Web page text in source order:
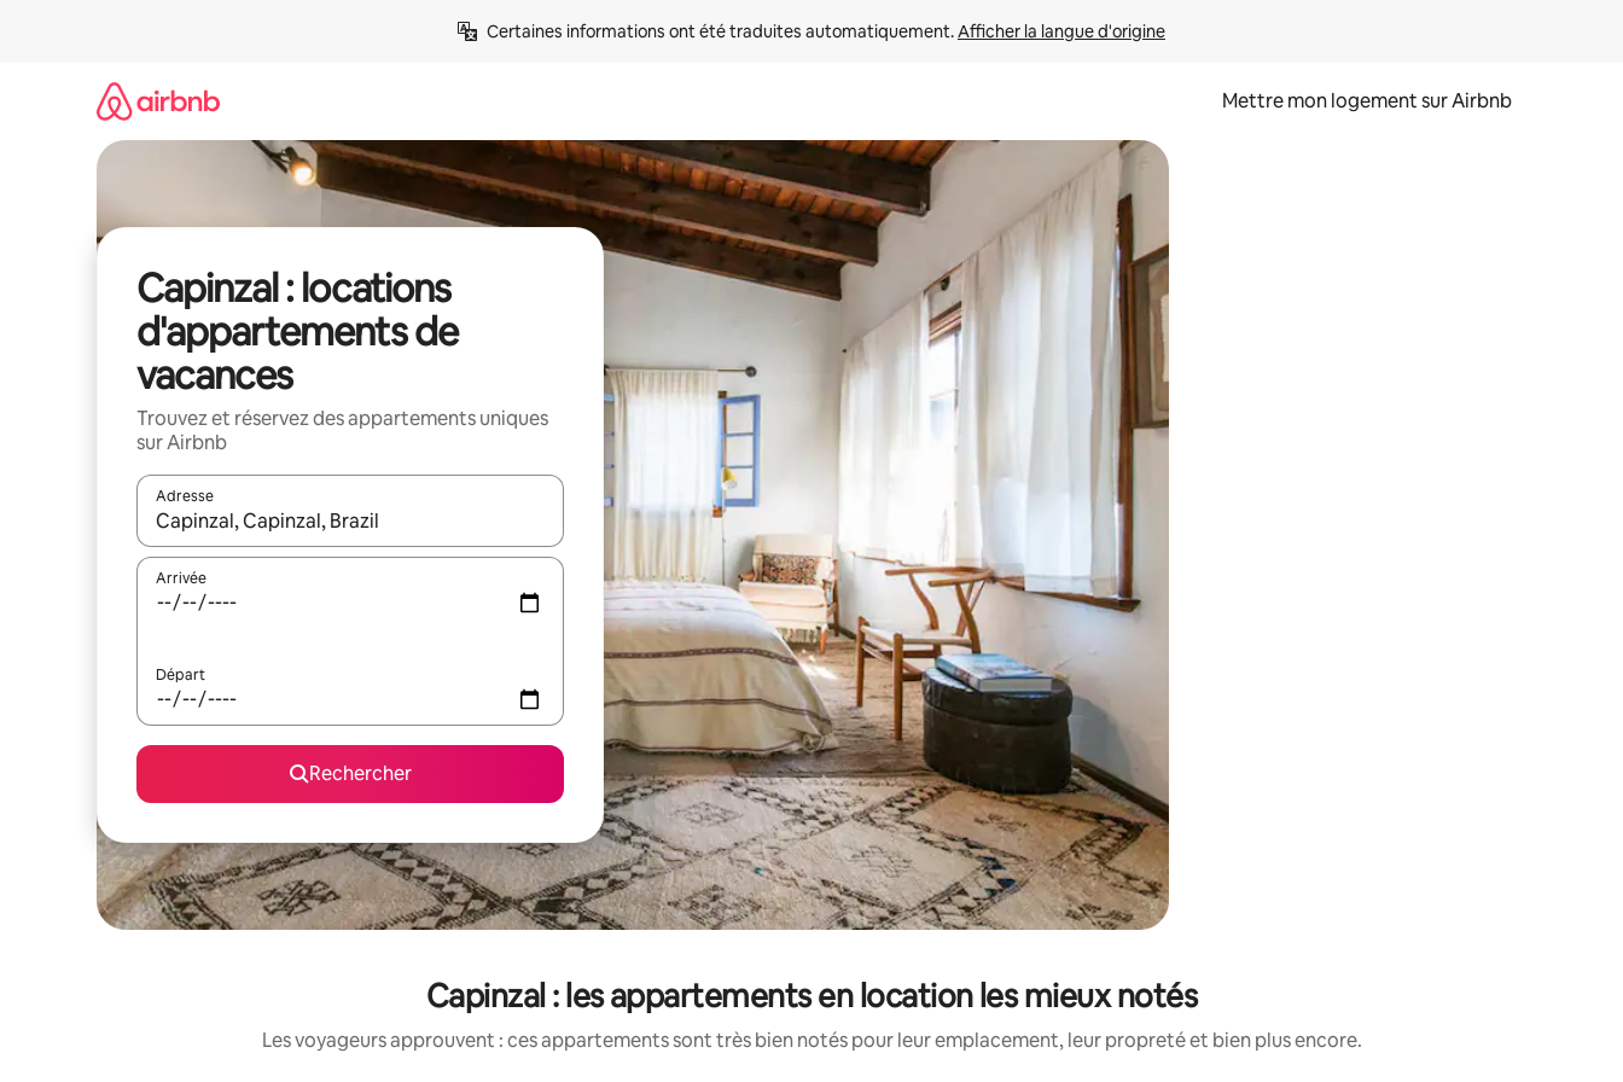
Certaines informations ont été traduites automatiquement. Afficher la langue d'origine
Mettre mon logement sur Airbnb
Capinzal : locations
d'appartements de
vacances
Trouvez et réservez des appartements uniques
sur Airbnb
Adresse
Lorsque les résultats s'affichent, utilisez les flèches vers le haut et vers le bas pour les parcourir ou en appuyant et en faisant glisser.
Arrivée
Départ
Rechercher
Capinzal : les appartements en location les mieux notés
Les voyageurs approuvent : ces appartements sont très bien notés pour leur emplacement, leur propreté et bien plus encore.